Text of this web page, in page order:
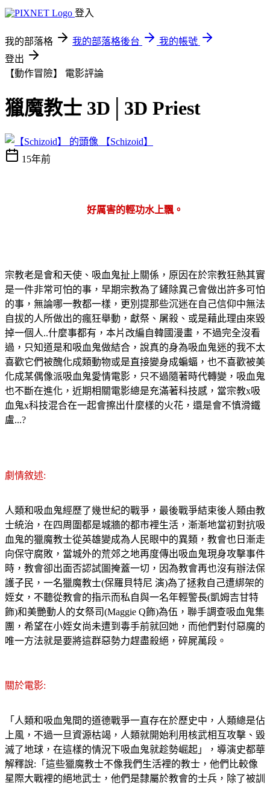
登入
我的部落格 我的部落格後台
我的帳號
登出
【動作冒險】 電影評論
獵魔教士 3D│3D Priest
【Schizoid】
15年前
好厲害的輕功水上飄。
宗教老是會和天使、吸血鬼扯上關係，原因在於宗教狂熱其實
是一件非常可怕的事，早期宗教為了鏟除異己會做出許多可怕
的事，無論哪一教都一樣，更別提那些沉迷在自己信仰中無法
自拔的人所做出的瘋狂舉動，獻祭、屠殺、或是藉此理由來毀
掉一個人..什麼事都有，本片改編自韓國漫畫，不過完全沒看
過，只知道是和吸血鬼做結合，說真的身為吸血鬼迷的我不太
喜歡它們被醜化成類動物或是直接變身成蝙蝠，也不喜歡被美
化成某偶像派吸血鬼愛情電影，只不過隨著時代轉變，吸血鬼
也不斷在進化，近期相關電影總是充滿著科技感，當宗教x吸
血鬼x科技混合在一起會擦出什麼樣的火花，還是會不慎滑鐵
盧...?
劇情敘述:
人類和吸血鬼經歷了幾世紀的戰爭，最後戰爭結束後人類由教
士統治，在四周圍都是城牆的都市裡生活，漸漸地當初對抗吸
血鬼的獵魔教士從英雄變成為人民眼中的異類，教會也日漸走
向保守腐敗，當城外的荒郊之地再度傳出吸血鬼現身攻擊事件
時，教會卻出面否認試圖掩蓋一切，因為教會再也沒有辦法保
護子民，一名獵魔教士(保羅貝特尼 演)為了拯救自己遭綁架的
姪女，不聽從教會的指示而私自與一名年輕警長(凱姆吉甘特
飾)和美艷動人的女祭司(Maggie Q飾)為伍，聯手調查吸血鬼集
團，希望在小姪女尚未遭到毒手前就回她，而他們對付惡魔的
唯一方法就是要將這群惡勢力趕盡殺絕，碎屍萬段。
關於電影:
「人類和吸血鬼間的道德戰爭一直存在於歷史中，人類總是佔
上風，不過一旦資源枯竭，人類就開始利用核武相互攻擊、毀
滅了地球，在這樣的情況下吸血鬼就趁勢崛起」，導演史都華
解釋說:「這些獵魔教士不像我們生活裡的教士，他們比較像
星際大戰裡的絕地武士，他們是隸屬於教會的士兵，除了被訓